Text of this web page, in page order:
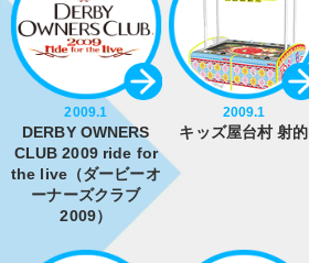
2009.1
DERBY OWNERS
CLUB 2009 ride for
the live（ダービーオ
ーナーズクラブ
2009）
2009.1
キッズ屋台村 射的